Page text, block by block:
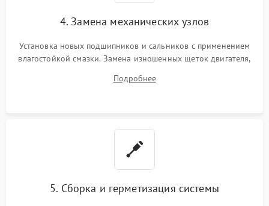
4. Замена механических узлов
Установка новых подшипников и сальников с применением
влагостойкой смазки. Замена изношенных щеток двигателя,
или поврежденной резиновой манжеты.
Подробнее
5. Сборка и герметизация системы